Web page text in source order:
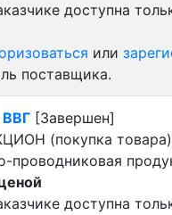
доступна
или
поставщика.
ВВГ [Завершен]
(покупка товара)
проводниковая
доступна